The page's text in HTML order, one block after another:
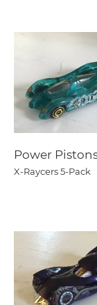
Power
X-Raycers 5-Pack